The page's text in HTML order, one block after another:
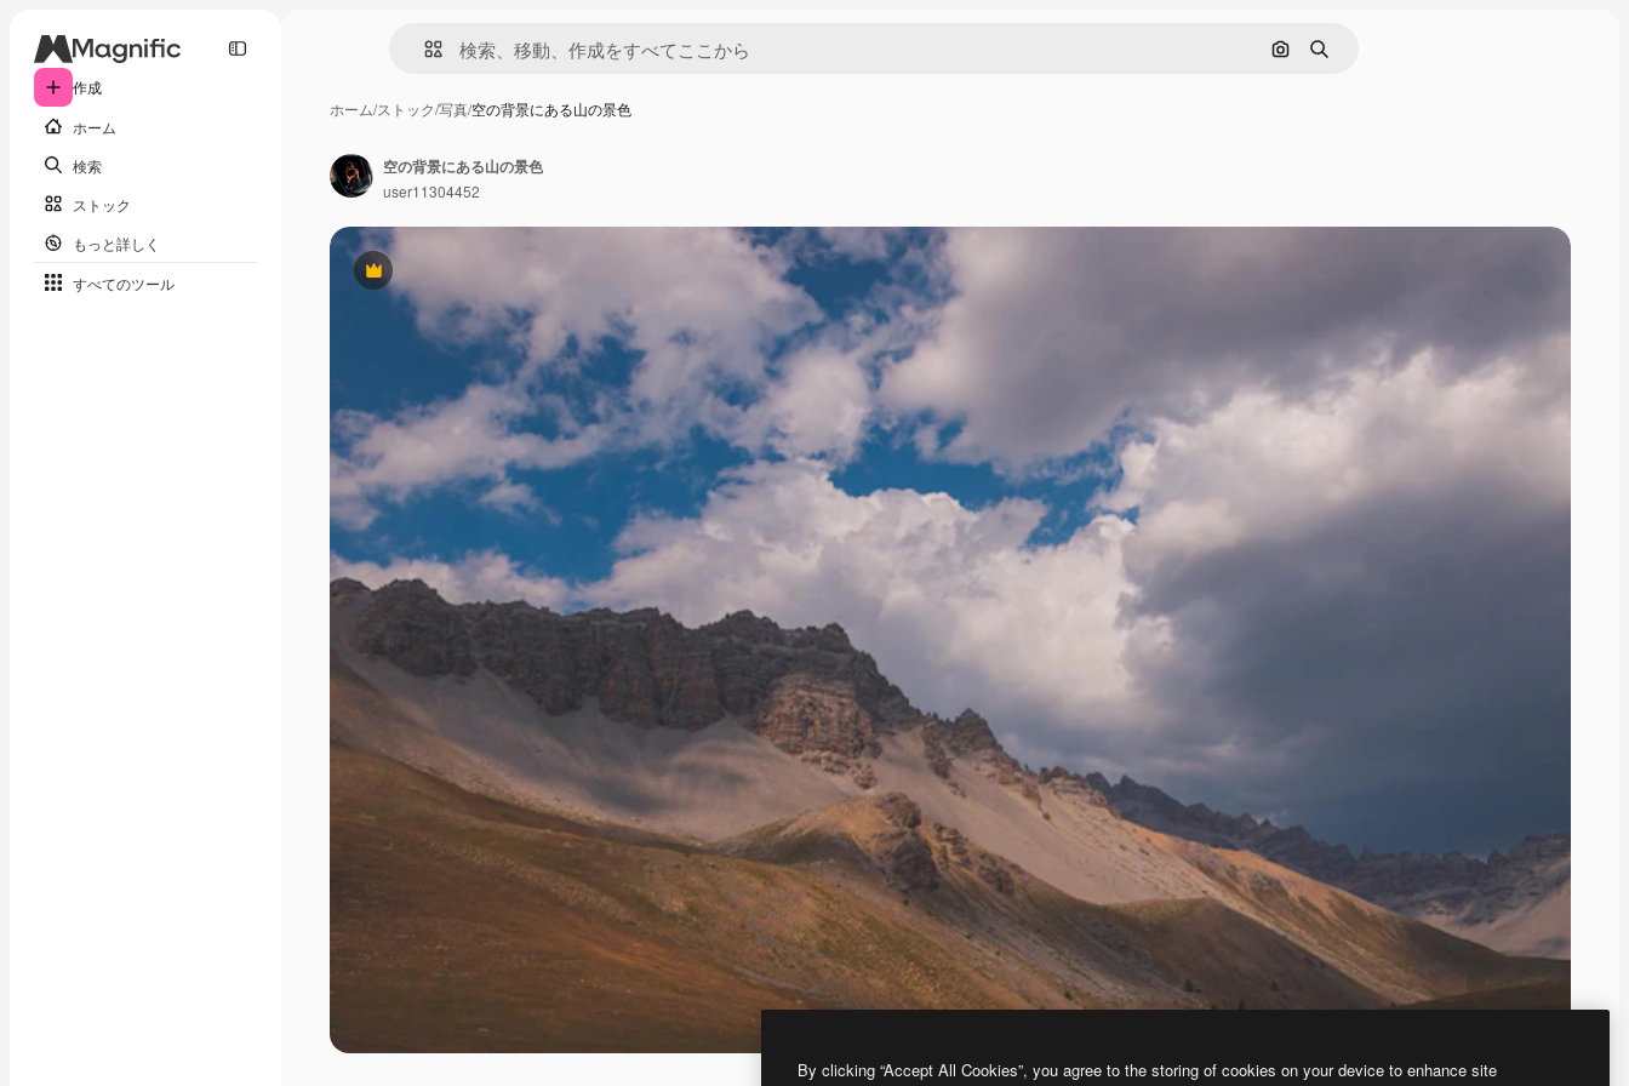
作成
ホーム
検索
ストック
もっと詳しく
すべてのツール
画像で検索
検索
ホーム/ストック/写真/空の背景にある山の景色
Premium
空の背景にある山の景色
user11304452
By clicking “Accept All Cookies”, you agree to the storing of cookies on your device to enhance site